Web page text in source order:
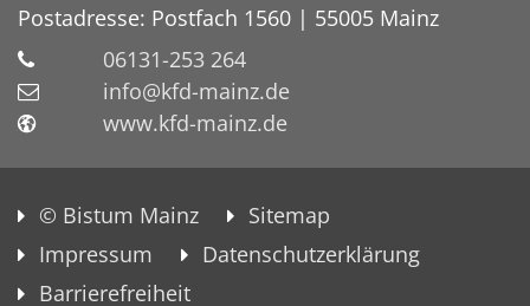
Postadresse: Postfach 1560 | 55005 Mainz
06131-253 264
info@kfd-mainz.de
www.kfd-mainz.de
© Bistum Mainz
Sitemap
Impressum
Datenschutzerklärung
Barrierefreiheit